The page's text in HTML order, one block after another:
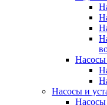
Насосы
Насосы и
Насосы